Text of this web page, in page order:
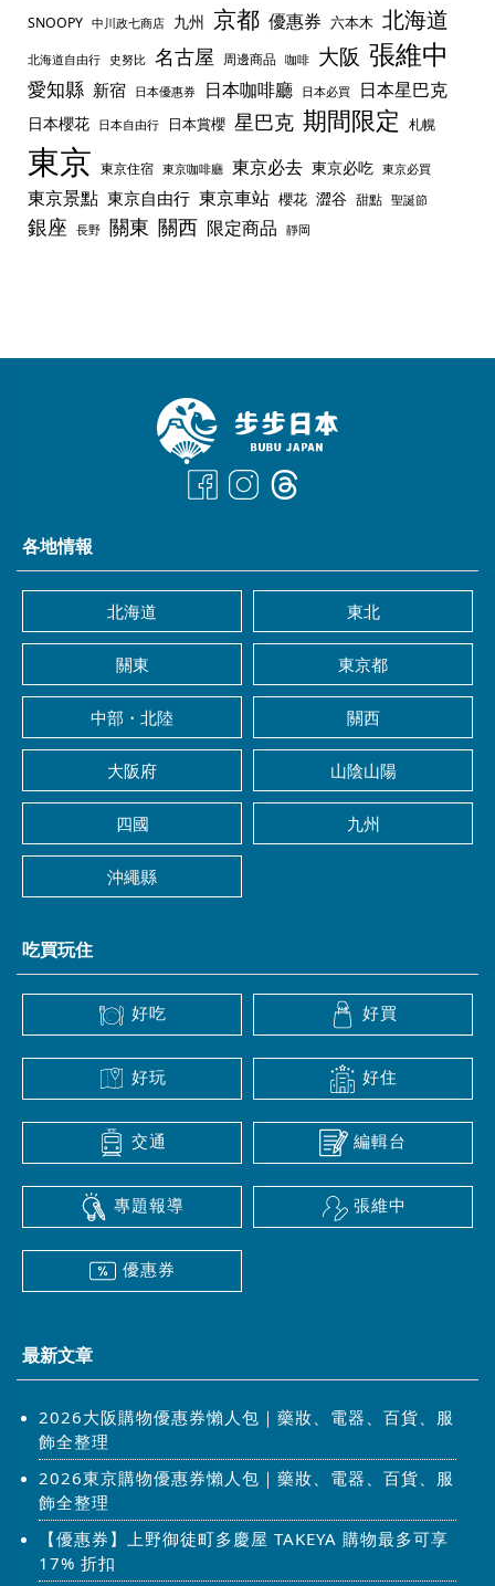
SNOOPY 中川政七商店 九州 京都 優惠券 六本木 北海道
北海道自由行 史努比 名古屋 周邊商品 咖啡 大阪 張維中
愛知縣 新宿 日本優惠券 日本咖啡廳 日本必買 日本星巴克
日本櫻花 日本自由行 日本賞櫻 星巴克 期間限定 札幌
東京 東京住宿 東京咖啡廳 東京必去 東京必吃 東京必買
東京景點 東京自由行 東京車站 櫻花 澀谷 甜點 聖誕節
銀座 長野 關東 關西 限定商品 靜岡
各地情報
北海道 東北
關東 東京都
中部・北陸 關西
大阪府 山陰山陽
四國 九州
沖繩縣
吃買玩住
好吃 好買
好玩 好住
交通 編輯台
專題報導 張維中
優惠券
最新文章
2026大阪購物優惠券懶人包｜藥妝、電器、百貨、服
飾全整理
2026東京購物優惠券懶人包｜藥妝、電器、百貨、服
飾全整理
【優惠券】上野御徒町多慶屋 TAKEYA 購物最多可享
17% 折扣